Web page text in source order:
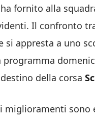
fornito alla
Il confronto
si appresta a uno
della corsa
miglioramenti sono